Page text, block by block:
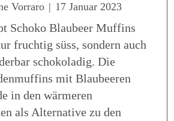
Vorraro | 17 Januar 2023
Schoko Blaubeer Muffins
fruchtig süss, sondern auch
schokoladig. Die
mit Blaubeeren
in den wärmeren
als Alternative zu den